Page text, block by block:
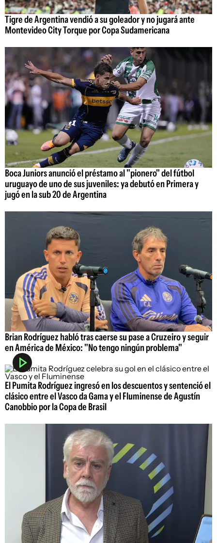
Tigre de Argentina vendió a su goleador y no jugará ante
Montevideo City Torque por Copa Sudamericana
Boca Juniors anunció el préstamo al "pionero" del fútbol
uruguayo de uno de sus juveniles: ya debutó en Primera y
jugó en la sub 20 de Argentina
Brian Rodríguez habló tras caerse su pase a Cruzeiro y seguir
en América de México: "No tengo ningún problema"
El Pumita Rodríguez ingresó en los descuentos y sentenció el
clásico entre el Vasco da Gama y el Fluminense de Agustín
Canobbio por la Copa de Brasil